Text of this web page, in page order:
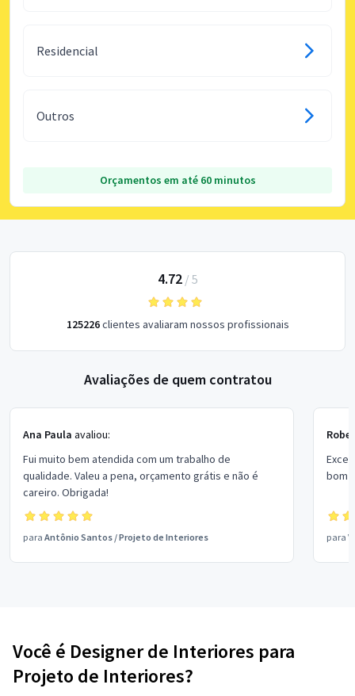
Residencial
Outros
Orçamentos em até 60 minutos
4.72/ 5
125226clientes avaliaram nossos profissionais
Avaliações de quem contratou
Ana Paula avaliou:
Fui muito bem atendida com um trabalho de
qualidade. Valeu a pena, orçamento grátis e não é
careiro. Obrigada!
para Antônio Santos /Projeto de Interiores
bom
para
Você é Designer de Interiores para
Projeto de Interiores?